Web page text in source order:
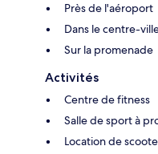
Près de l'aéroport
Dans le centre-
Sur la promenade
Activités
Centre de fitness
Salle de sport à
Location de